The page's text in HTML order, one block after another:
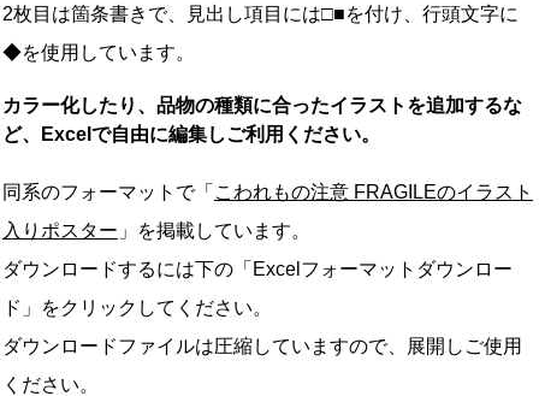
2枚目は箇条書きで、見出し項目には□■を付け、行頭文字に
◆を使用しています。
カラー化したり、品物の種類に合ったイラストを追加するな
ど、Excelで自由に編集しご利用ください。
同系のフォーマットで「 こわれもの注意 FRAGILEのイラスト
入りポスター 」を掲載しています。
ダウンロードするには下の「Excelフォーマットダウンロー
ド」をクリックしてください。
ダウンロードファイルは圧縮していますので、展開しご使用
ください。